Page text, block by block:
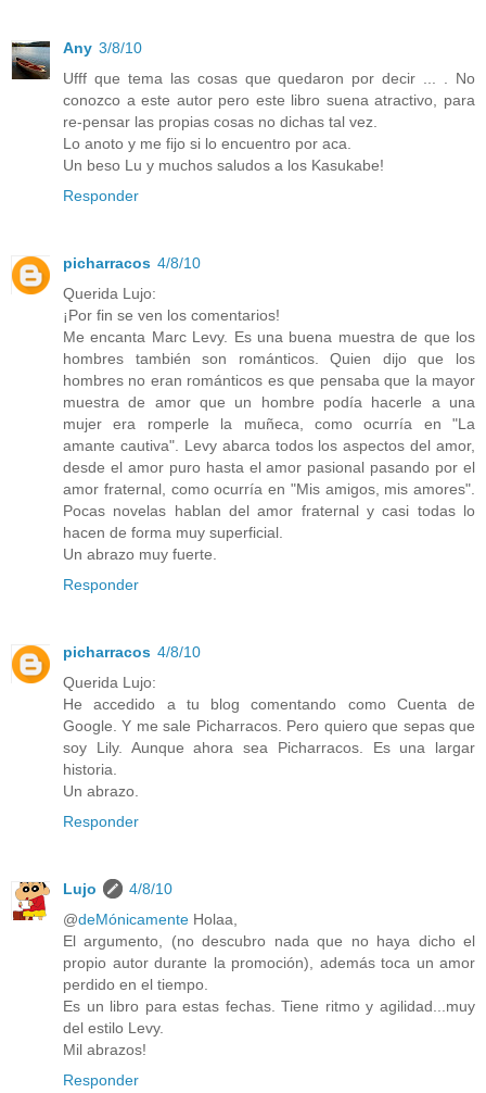
Any 3/8/10
Ufff que tema las cosas que quedaron por decir ... . No
conozco a este autor pero este libro suena atractivo, para
re-pensar las propias cosas no dichas tal vez.
Lo anoto y me fijo si lo encuentro por aca.
Un beso Lu y muchos saludos a los Kasukabe!
Responder
picharracos 4/8/10
Querida Lujo:
¡Por fin se ven los comentarios!
Me encanta Marc Levy. Es una buena muestra de que los
hombres también son románticos. Quien dijo que los
hombres no eran románticos es que pensaba que la mayor
muestra de amor que un hombre podía hacerle a una
mujer era romperle la muñeca, como ocurría en "La
amante cautiva". Levy abarca todos los aspectos del amor,
desde el amor puro hasta el amor pasional pasando por el
amor fraternal, como ocurría en "Mis amigos, mis amores".
Pocas novelas hablan del amor fraternal y casi todas lo
hacen de forma muy superficial.
Un abrazo muy fuerte.
Responder
picharracos 4/8/10
Querida Lujo:
He accedido a tu blog comentando como Cuenta de
Google. Y me sale Picharracos. Pero quiero que sepas que
soy Lily. Aunque ahora sea Picharracos. Es una largar
historia.
Un abrazo.
Responder
Lujo
4/8/10
@deMónicamente Holaa,
El argumento, (no descubro nada que no haya dicho el
propio autor durante la promoción), además toca un amor
perdido en el tiempo.
Es un libro para estas fechas. Tiene ritmo y agilidad...muy
del estilo Levy.
Mil abrazos!
Responder